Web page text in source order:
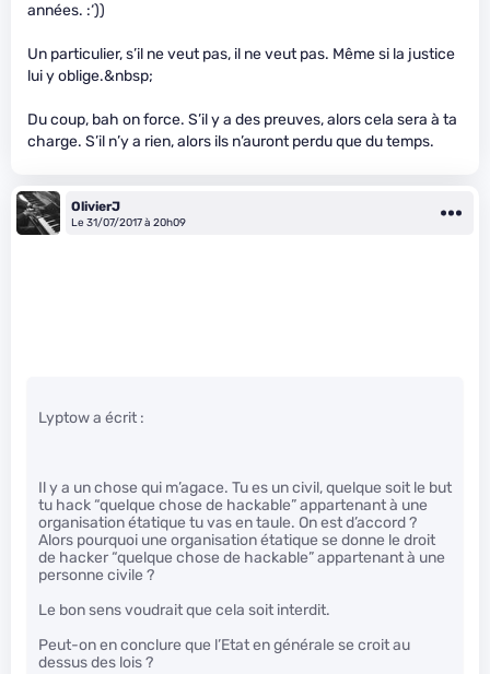
années. :‘))
Un particulier, s’il ne veut pas, il ne veut pas. Même si la justice
lui y oblige.&nbsp;
Du coup, bah on force. S’il y a des preuves, alors cela sera à ta
charge. S’il n’y a rien, alors ils n’auront perdu que du temps.
OlivierJ
Le 31/07/2017 à 20h09
Lyptow a écrit :
Il y a un chose qui m’agace. Tu es un civil, quelque soit le but
tu hack “quelque chose de hackable” appartenant à une
organisation étatique tu vas en taule. On est d’accord ?
Alors pourquoi une organisation étatique se donne le droit
de hacker “quelque chose de hackable” appartenant à une
personne civile ?
Le bon sens voudrait que cela soit interdit.
Peut-on en conclure que l’Etat en générale se croit au
dessus des lois ?